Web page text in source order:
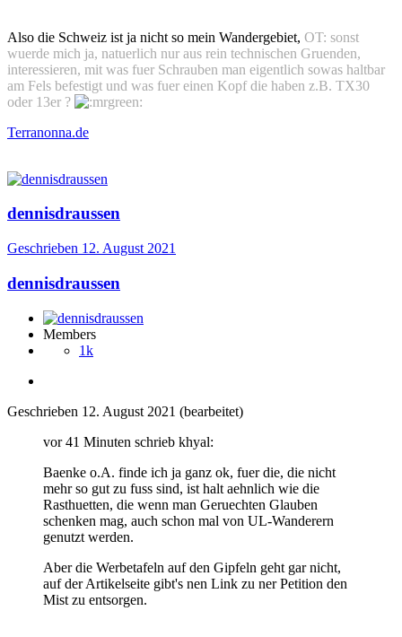
Also die Schweiz ist ja nicht so mein Wandergebiet, OT: sonst
wuerde mich ja, natuerlich nur aus rein technischen Gruenden,
interessieren, mit was fuer Schrauben man eigentlich sowas haltbar
am Fels befestigt und was fuer einen Kopf die haben z.B. TX30
oder 13er ?
Terranonna.de
dennisdraussen
Geschrieben 12. August 2021
dennisdraussen
Members
1k
Geschrieben 12. August 2021 (bearbeitet)
vor 41 Minuten schrieb khyal:
Baenke o.A. finde ich ja ganz ok, fuer die, die nicht
mehr so gut zu fuss sind, ist halt aehnlich wie die
Rasthuetten, die wenn man Geruechten Glauben
schenken mag, auch schon mal von UL-Wanderern
genutzt werden.
Aber die Werbetafeln auf den Gipfeln geht gar nicht,
auf der Artikelseite gibt's nen Link zu ner Petition den
Mist zu entsorgen.